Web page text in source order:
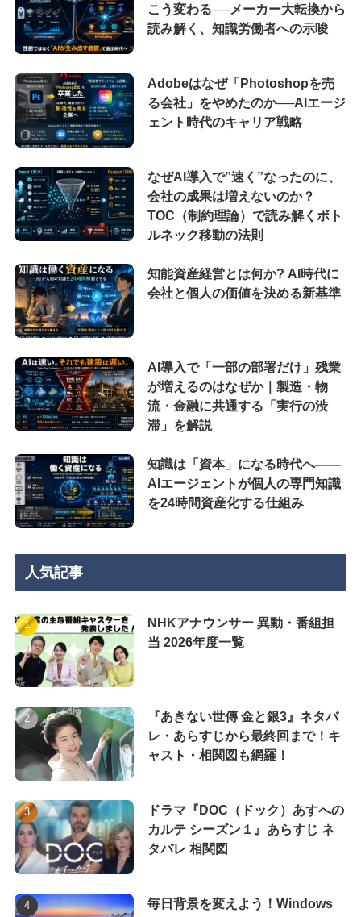
こう変わる──メーカー大転換から
読み解く、知識労働者への示唆
Adobeはなぜ「Photoshopを売
る会社」をやめたのか──AIエージ
ェント時代のキャリア戦略
なぜAI導入で”速く”なったのに、
会社の成果は増えないのか？
TOC（制約理論）で読み解くボト
ルネック移動の法則
知能資産経営とは何か? AI時代に
会社と個人の価値を決める新基準
AI導入で「一部の部署だけ」残業
が増えるのはなぜか｜製造・物
流・金融に共通する「実行の渋
滞」を解説
知識は「資本」になる時代へ——
AIエージェントが個人の専門知識
を24時間資産化する仕組み
人気記事
NHKアナウンサー 異動・番組担
当 2026年度一覧
『あきない世傳 金と銀3』ネタバ
レ・あらすじから最終回まで！キ
ャスト・相関図も網羅！
ドラマ『DOC（ドック）あすへの
カルテ シーズン１』あらすじ ネ
タバレ 相関図
毎日背景を変えよう！Windows